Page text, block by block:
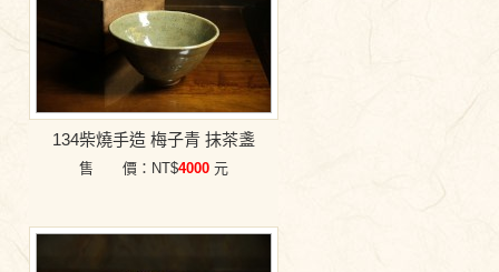
134柴燒手造 梅子青 抹茶盞
售 價：NT$4000 元